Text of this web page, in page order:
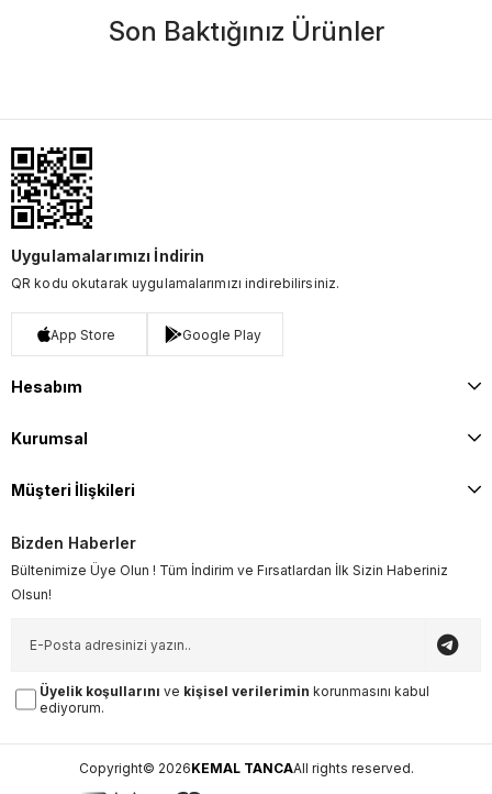
Son Baktığınız Ürünler
Uygulamalarımızı İndirin
QR kodu okutarak uygulamalarımızı indirebilirsiniz.
App Store Google Play
Hesabım
Kurumsal
Müşteri İlişkileri
Bizden Haberler
Bültenimize Üye Olun ! Tüm İndirim ve Fırsatlardan İlk Sizin Haberiniz
Olsun!
Üyelik koşullarını ve kişisel verilerimin korunmasını kabul
ediyorum.
Copyright© 2026KEMAL TANCAAll rights reserved.